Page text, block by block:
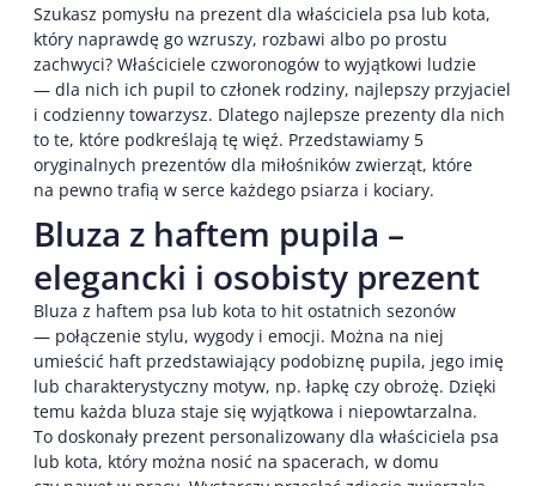
Szukasz pomysłu na prezent dla właściciela psa lub kota,
który naprawdę go wzruszy, rozbawi albo po prostu
zachwyci? Właściciele czworonogów to wyjątkowi ludzie
— dla nich ich pupil to członek rodziny, najlepszy przyjaciel
i codzienny towarzysz. Dlatego najlepsze prezenty dla nich
to te, które podkreślają tę więź. Przedstawiamy 5
oryginalnych prezentów dla miłośników zwierząt, które
na pewno trafią w serce każdego psiarza i kociary.
Bluza z haftem pupila –
elegancki i osobisty prezent
Bluza z haftem psa lub kota to hit ostatnich sezonów
— połączenie stylu, wygody i emocji. Można na niej
umieścić haft przedstawiający podobiznę pupila, jego imię
lub charakterystyczny motyw, np. łapkę czy obrożę. Dzięki
temu każda bluza staje się wyjątkowa i niepowtarzalna.
To doskonały prezent personalizowany dla właściciela psa
lub kota, który można nosić na spacerach, w domu